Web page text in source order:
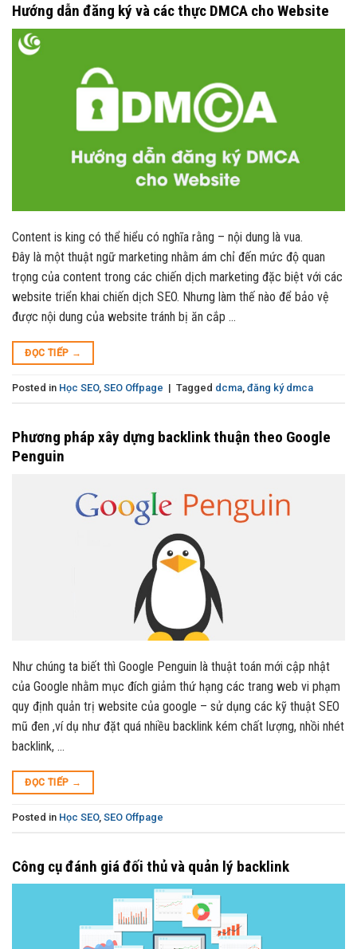
Hướng dẫn đăng ký và các thực DMCA cho Website
Content is king có thể hiểu có nghĩa rằng – nội dung là vua.
Đây là một thuật ngữ marketing nhằm ám chỉ đến mức độ quan
trọng của content trong các chiến dịch marketing đặc biệt với các
website triển khai chiến dịch SEO. Nhưng làm thế nào để bảo vệ
được nội dung của website tránh bị ăn cắp …
ĐỌC TIẾP →
Posted in Học SEO, SEO Offpage | Tagged dcma, đăng ký dmca
Phương pháp xây dựng backlink thuận theo Google
Penguin
Như chúng ta biết thì Google Penguin là thuật toán mới cập nhật
của Google nhằm mục đích giảm thứ hạng các trang web vi phạm
quy định quản trị website của google – sử dụng các kỹ thuật SEO
mũ đen ,ví dụ như đặt quá nhiều backlink kém chất lượng, nhồi nhét
backlink, …
ĐỌC TIẾP →
Posted in Học SEO, SEO Offpage
Công cụ đánh giá đối thủ và quản lý backlink